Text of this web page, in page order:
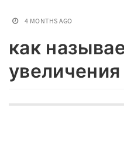
4 MONTHS AGO
как